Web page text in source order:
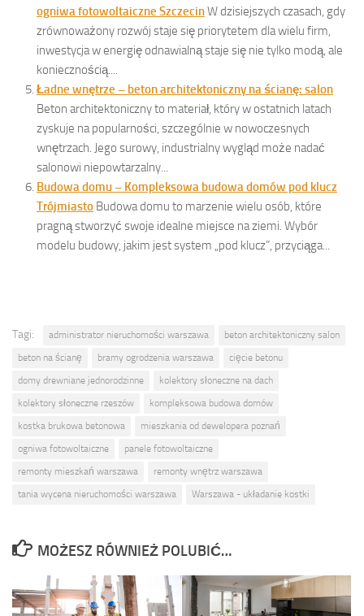
ogniwa fotowoltaiczne SzczecinW dzisiejszych czasach, gdy
zrównoważony rozwój staje się priorytetem dla wielu firm,
inwestycja w energię odnawialną staje się nie tylko modą, ale
koniecznością....
Ładne wnętrze – beton architektoniczny na ścianę: salon
Beton architektoniczny to materiał, który w ostatnich latach
zyskuje na popularności, szczególnie w nowoczesnych
wnętrzach. Jego surowy, industrialny wygląd może nadać
salonowi niepowtarzalny...
Budowa domu – Kompleksowa budowa domów pod klucz
Trójmiasto Budowa domu to marzenie wielu osób, które
pragną stworzyć swoje idealne miejsce na ziemi. Wybór
modelu budowy, jakim jest system „pod klucz”, przyciąga...
Tagi: administrator nieruchomości warszawa
beton architektoniczny salon
beton na ścianę
bramy ogrodzenia warszawa
cięcie betonu
domy drewniane jednorodzinne
kolektory słoneczne na dach
kolektory słoneczne rzeszów
kompleksowa budowa domów
kostka brukowa betonowa
mieszkania od dewelopera poznań
ogniwa fotowoltaiczne
panele fotowoltaiczne
remonty mieszkań warszawa
remonty wnętrz warszawa
tania wycena nieruchomości warszawa
Warszawa - układanie kostki
MOŻESZ RÓWNIEŻ POLUBIĆ…